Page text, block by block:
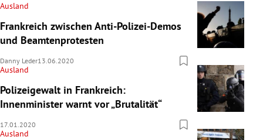
Ausland
Frankreich zwischen Anti-Polizei-Demos
und Beamtenprotesten
Danny Leder13.06.2020
Ausland
Polizeigewalt in Frankreich:
Innenminister warnt vor „Brutalität“
17.01.2020
Ausland